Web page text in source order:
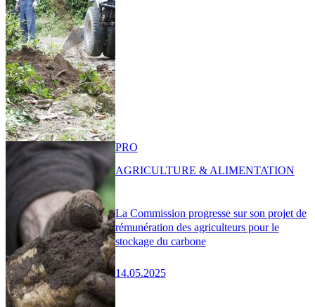
La Commission progresse sur son projet de
rémunération des agriculteurs pour le
stockage du carbone
14.05.2025
PRO
AGRICULTURE & ALIMENTATION